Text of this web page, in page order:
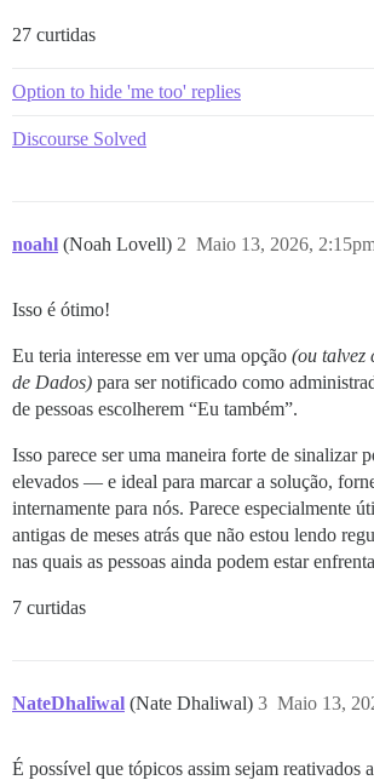
27 curtidas
Option to hide 'me too' replies
Discourse Solved
noahl (Noah Lovell) Maio 13, 2026,
2
Isso é ótimo!
Eu teria interesse em ver uma opção (ou talvez
de Dados) para ser notificado como
de pessoas escolherem “Eu também”.
Isso parece ser uma maneira forte de sinalizar
elevados — e ideal para marcar a solução,
internamente para nós. Parece especialmente
antigas de meses atrás que não estou lendo
nas quais as pessoas ainda podem estar
7 curtidas
NateDhaliwal (Nate Dhaliwal) Maio 13,
3
É possível que tópicos assim sejam reativados